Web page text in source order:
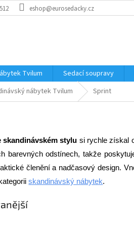
eshop@eurosedacky.cz
Tvilum Sedací soupravy
nábytek Tvilum Sprint
skandinávském stylu si rychle získal
barevných odstínech, takže
členění a nadčasový design.
skandinávský nábytek.